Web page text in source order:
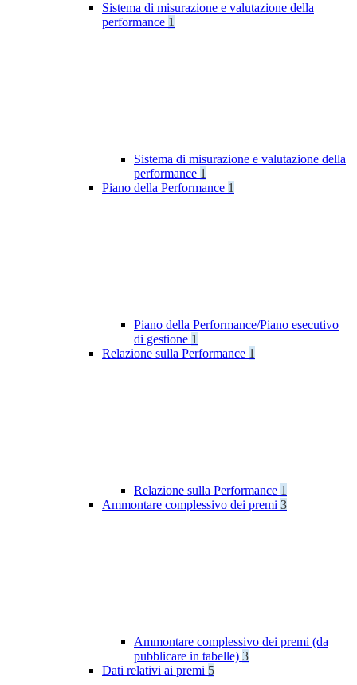
Sistema di misurazione e valutazione della
performance 1
Sistema di misurazione e valutazione della
performance 1
Piano della Performance 1
Piano della Performance/Piano esecutivo
di gestione 1
Relazione sulla Performance 1
Relazione sulla Performance 1
Ammontare complessivo dei premi 3
Ammontare complessivo dei premi (da
pubblicare in tabelle) 3
Dati relativi ai premi 5